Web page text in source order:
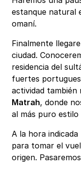
estanque natural
omaní.
Finalmente
ciudad.
residencia del
fuertes
actividad
Matrah, donde
al más puro estilo
A la hora
para tomar el
origen.